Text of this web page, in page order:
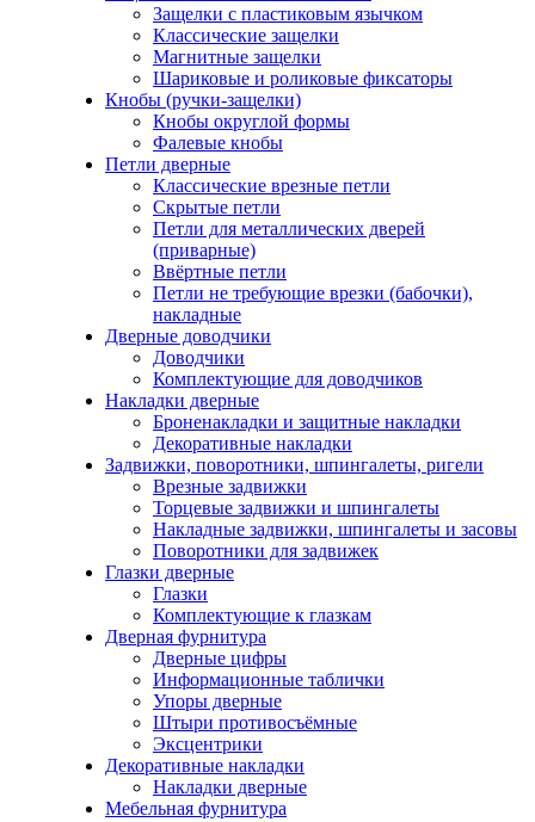
Защелки с пластиковым язычком
Классические защелки
Магнитные защелки
Шариковые и роликовые фиксаторы
Кнобы (ручки-защелки)
Кнобы округлой формы
Фалевые кнобы
Петли дверные
Классические врезные петли
Скрытые петли
Петли для металлических дверей
(приварные)
Ввёртные петли
Петли не требующие врезки (бабочки),
накладные
Дверные доводчики
Доводчики
Комплектующие для доводчиков
Накладки дверные
Броненакладки и защитные накладки
Декоративные накладки
Задвижки, поворотники, шпингалеты, ригели
Врезные задвижки
Торцевые задвижки и шпингалеты
Накладные задвижки, шпингалеты и засовы
Поворотники для задвижек
Глазки дверные
Глазки
Комплектующие к глазкам
Дверная фурнитура
Дверные цифры
Информационные таблички
Упоры дверные
Штыри противосъёмные
Эксцентрики
Декоративные накладки
Накладки дверные
Мебельная фурнитура